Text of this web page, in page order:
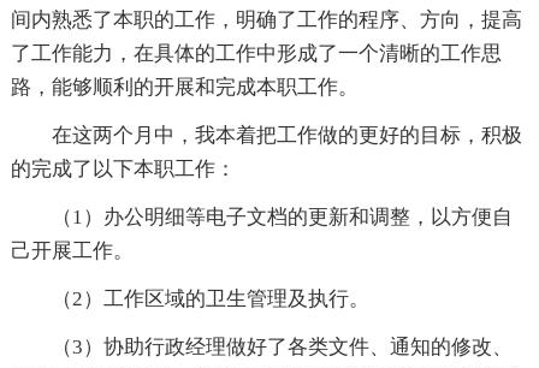
间内熟悉了本职的工作，明确了工作的程序、方向，提高
了工作能力，在具体的工作中形成了一个清晰的工作思
路，能够顺利的开展和完成本职工作。
在这两个月中，我本着把工作做的更好的目标，积极
的完成了以下本职工作：
（1）办公明细等电子文档的更新和调整，以方便自
己开展工作。
（2）工作区域的卫生管理及执行。
（3）协助行政经理做好了各类文件、通知的修改、